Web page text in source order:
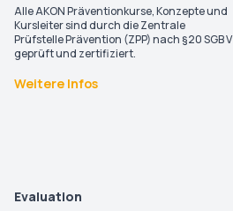
Alle AKON Präventionkurse, Konzepte und
Kursleiter sind durch die Zentrale
Prüfstelle Prävention (ZPP) nach §20 SGB V
geprüft und zertifiziert.
Weitere Infos
Evaluation